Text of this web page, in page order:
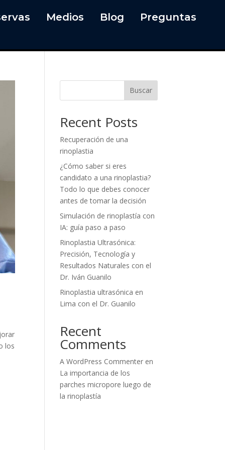
Medios Blog Preguntas
los
Buscar
Recent Posts
Recuperación de una
rinoplastia
¿Cómo saber si eres
candidato a una rinoplastia?
Todo lo que debes conocer
antes de tomar la decisión
Simulación de rinoplastía con
IA: guía paso a paso
Rinoplastia Ultrasónica:
Precisión, Tecnología y
Resultados Naturales con el
Dr. Iván Guanilo
Rinoplastia ultrasónica en
Lima con el Dr. Guanilo
Recent
Comments
A WordPress Commenter en
La importancia de los
parches micropore luego de
la rinoplastía